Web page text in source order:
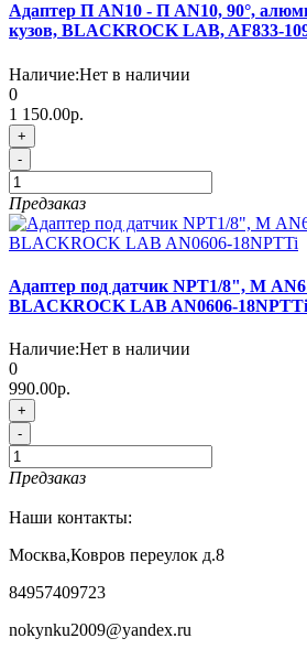
Адаптер П AN10 - П AN10, 90°,
кузов, BLACKROCK LAB, AF833-
Наличие:Нет в наличии
0
1 150.00р.
+
-
Предзаказ
Адаптер под датчик NPT1/8", М
BLACKROCK LAB AN0606-18NPTTi
Наличие:Нет в наличии
0
990.00р.
+
-
Предзаказ
Наши контакты:
Москва,Ковров переулок д.8
84957409723
nokynku2009@yandex.ru